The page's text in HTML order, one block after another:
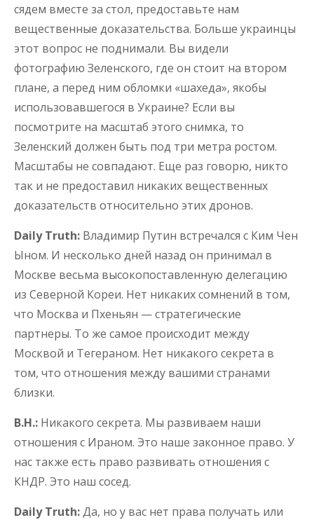
сядем вместе за стол, предоставьте нам
вещественные доказательства. Больше украинцы
этот вопрос не поднимали. Вы видели
фотографию Зеленского, где он стоит на втором
плане, а перед ним обломки «шахеда», якобы
использовавшегося в Украине? Если вы
посмотрите на масштаб этого снимка, то
Зеленский должен быть под три метра ростом.
Масштабы не совпадают. Еще раз говорю, никто
так и не предоставил никаких вещественных
доказательств относительно этих дронов.
Daily Truth: Владимир Путин встречался с Ким Чен
Ыном. И несколько дней назад он принимал в
Москве весьма высокопоставленную делегацию
из Северной Кореи. Нет никаких сомнений в том,
что Москва и Пхеньян — стратегические
партнеры. То же самое происходит между
Москвой и Тегераном. Нет никакого секрета в
том, что отношения между вашими странами
близки.
В.Н.: Никакого секрета. Мы развиваем наши
отношения с Ираном. Это наше законное право. У
нас также есть право развивать отношения с
КНДР. Это наш сосед.
Daily Truth:Да, но у вас нет права получать или